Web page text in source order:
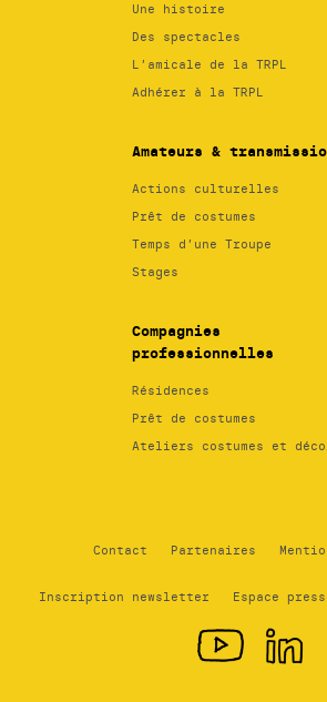
Une histoire
Des spectacles
L’amicale de la TRPL
Adhérer à la TRPL
Amateurs &
Actions culturelles
Prêt de costumes
Temps d’une Troupe
Stages
Compagnies
professionnelles
Résidences
Prêt de costumes
Ateliers costumes et
Contact Partenaires
Inscription newsletter Espace